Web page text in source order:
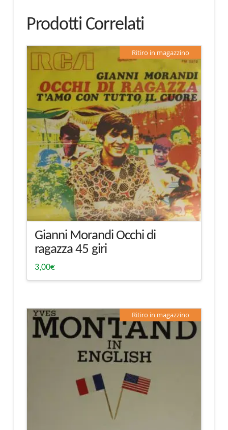
Prodotti Correlati
Ritiro in magazzino
Gianni Morandi Occhi di
ragazza 45 giri
3,00€
Ritiro in magazzino